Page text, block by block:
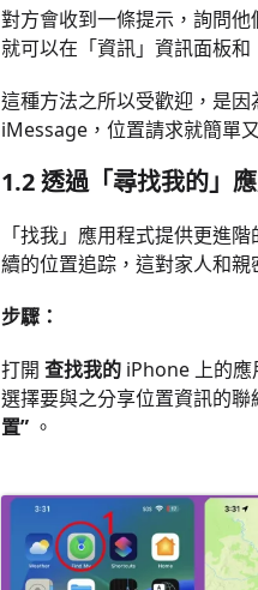
對方會收到一條提示，詢問
就可以在「資訊」資訊面板
這種方法之所以受歡迎，是
iMessage，位置請求就簡單
1.2 透過「尋找我的」
「找我」應用程式提供更進
續的位置追踪，這對家人和親
步驟：
打開 查找我的 iPhone 上的應
選擇要與之分享位置資訊的
置” 。